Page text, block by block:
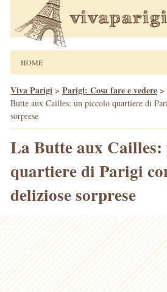
HOME
Viva Parigi > Parigi: Cosa fare e vedere >
Butte aux Cailles: un piccolo quartiere di
sorprese
La Butte aux Cailles:
quartiere di Parigi
deliziose sorprese